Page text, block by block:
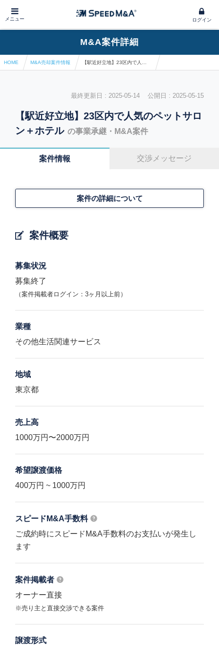
メニュー ログイン
M&A案件詳細
HOME M&A売却案件情報
最終更新日 : 2025-05-14 公開日 : 2025-05-15
【駅近好立地】23区内で人気のペットサロ
ン＋ホテル の事業承継・M&A案件
案件情報 交渉メッセージ
案件概要
案件の詳細について
募集状況
募集終了
（案件掲載者ログイン：3ヶ月以上前）
業種
その他生活関連サービス
地域
東京都
売上高
1000万円〜2000万円
希望譲渡価格
400万円 ~ 1000万円
スピードM&A手数料
ご成約時にスピードM&A手数料のお支払いが発生し
ます
案件掲載者
オーナー直接
※売り主と直接交渉できる案件
譲渡形式